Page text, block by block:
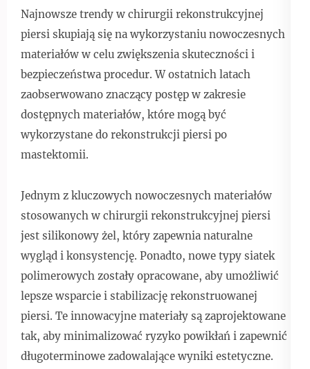
Najnowsze trendy w chirurgii rekonstrukcyjnej
piersi skupiają się na wykorzystaniu nowoczesnych
materiałów w celu zwiększenia skuteczności i
bezpieczeństwa procedur. W ostatnich latach
zaobserwowano znaczący postęp w zakresie
dostępnych materiałów, które mogą być
wykorzystane do rekonstrukcji piersi po
mastektomii.
Jednym z kluczowych nowoczesnych materiałów
stosowanych w chirurgii rekonstrukcyjnej piersi
jest silikonowy żel, który zapewnia naturalne
wygląd i konsystencję. Ponadto, nowe typy siatek
polimerowych zostały opracowane, aby umożliwić
lepsze wsparcie i stabilizację rekonstruowanej
piersi. Te innowacyjne materiały są zaprojektowane
tak, aby minimalizować ryzyko powikłań i zapewnić
długoterminowe zadowalające wyniki estetyczne.